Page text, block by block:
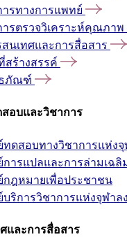
ารทางการแพทย์
ารตรวจวิเคราะห์คุณภาพ
สนเทศและการสื่อสาร
สร้างสรรค์
ภัณฑ์
อบและวิชาการ
ทดสอบทางวิชาการแห่งจุ
การแปลและการล่ามเฉลิ
กฎหมายเพื่อประชาชน
บริการวิชาการแห่งจุฬา
และการสื่อสาร